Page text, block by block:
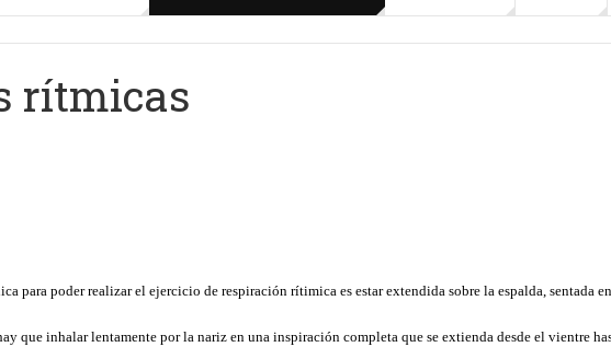
rítmicas
para poder realizar el ejercicio de respiración rítimica es estar extendida sobre la espalda, sentada
que inhalar lentamente por la nariz en una inspiración completa que se extienda desde el vientre